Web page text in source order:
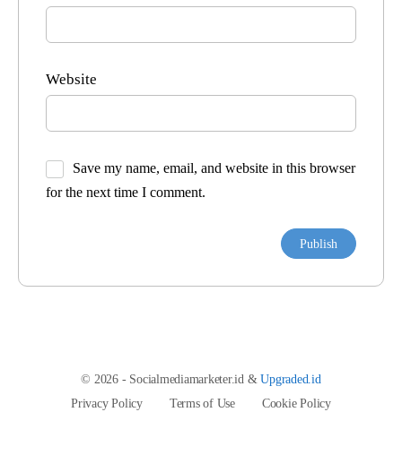
Website
Save my name, email, and website in this browser
for the next time I comment.
© 2026 - Socialmediamarketer.id &Upgraded.id
Privacy Policy
Terms of Use Cookie Policy